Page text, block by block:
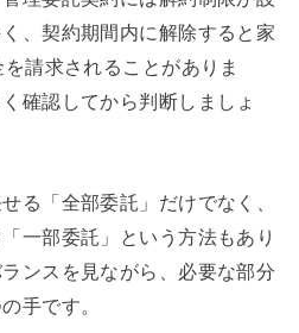
、契約期間内に解除すると家
請求されることがありま
確認してから判断しましょ
る「全部委託」だけでなく、
一部委託」という方法もあり
ンスを見ながら、必要な部分
手です。